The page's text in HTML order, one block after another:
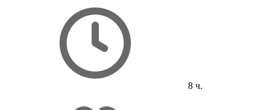
8 ч.